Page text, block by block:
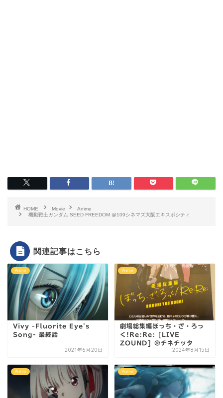
HOME Movie
Anime
機動戦士ガンダム SEED FREEDOM @109シネマズ大阪エキスポシティ
関連記事はこちら
Anime
Vivy -Fluorite Eye's
Song- 最終話
2021年6月20日
Anime
劇場総集編ぼっち・ざ・ろっ
く!Re:Re: [LIVE
ZOUND] @チネチッタ
2024年8月15日
Anime Anime